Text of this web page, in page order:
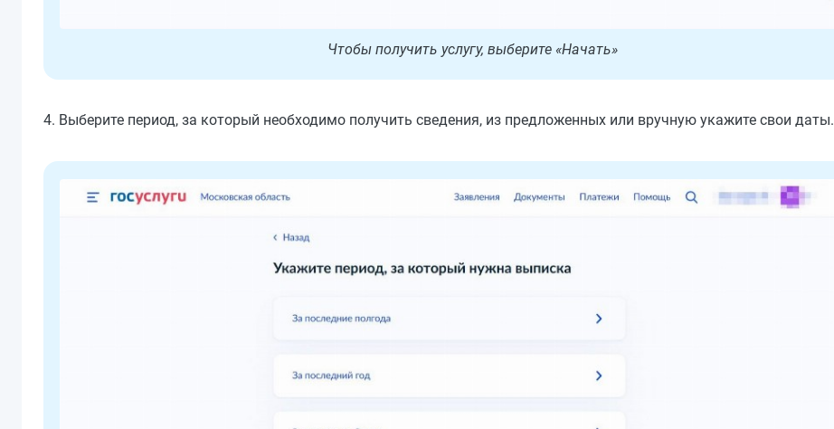
Чтобы получить услугу, выберите «Начать»
4. Выберите период, за который необходимо получить сведения, из предложенных или вручную укажите свои даты.